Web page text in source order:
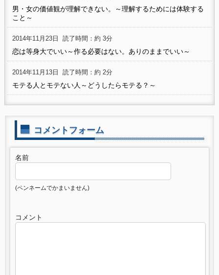
男・女の価値観が理解できない。～理解するためには体験する
こと～
2014年11月23日 読了時間：約 3分
恋は等身大でいい～作る必要はない。ありのままでいい～
2014年11月13日 読了時間：約 2分
モテる人とモテない人～どうしたらモテる？～
コメントフォーム
名前
(ペンネームでかまいません)
コメント